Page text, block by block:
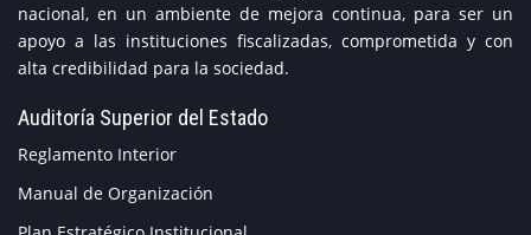
nacional, en un ambiente de mejora continua, para ser un
apoyo a las instituciones fiscalizadas, comprometida y con
alta credibilidad para la sociedad.
Auditoría Superior del Estado
Reglamento Interior
Manual de Organización